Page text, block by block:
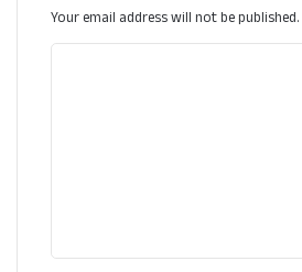
Your email address will not be published.
t